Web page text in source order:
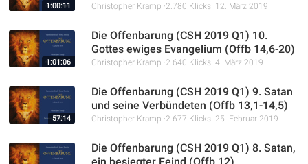
1:00:11 Christopher Kramp 2.780 Klicks 12. März 2019
1:01:06
Die Offenbarung (CSH 2019 Q1) 10.
Gottes ewiges Evangelium (Offb 14,6-20)
Christopher Kramp 2.640 Klicks 4. März 2019
57:14
Die Offenbarung (CSH 2019 Q1) 9. Satan
und seine Verbündeten (Offb 13,1-14,5)
Christopher Kramp 2.677 Klicks 25. Februar 2019
Die Offenbarung (CSH 2019 Q1) 8. Satan,
ein besiegter Feind (Offb 12)